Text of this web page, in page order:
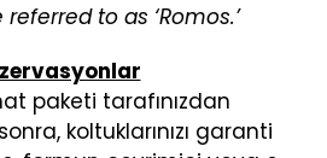
to as ‘Romos.’
paketi tarafınızdan
koltuklarınızı garanti